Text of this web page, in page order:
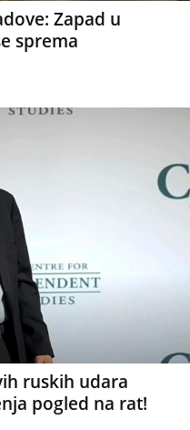
Zapad u
sprema
ruskih udara
pogled na rat!